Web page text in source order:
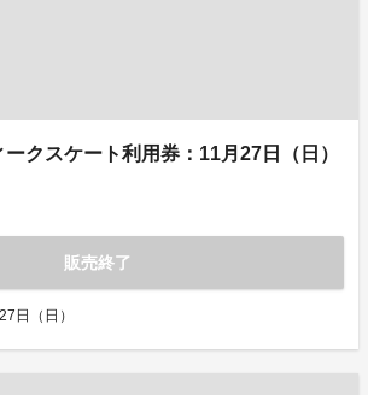
クスケート利用券：11月27日（日）
販売終了
日（日）